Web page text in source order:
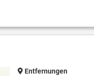
Entfernungen